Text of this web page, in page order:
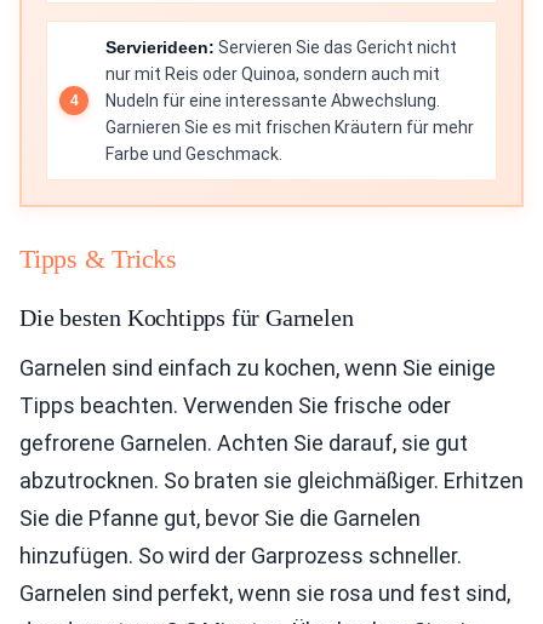
Servierideen: Servieren Sie das Gericht nicht
nur mit Reis oder Quinoa, sondern auch mit
Nudeln für eine interessante Abwechslung.
Garnieren Sie es mit frischen Kräutern für mehr
Farbe und Geschmack.
Tipps & Tricks
Die besten Kochtipps für Garnelen
Garnelen sind einfach zu kochen, wenn Sie einige
Tipps beachten. Verwenden Sie frische oder
gefrorene Garnelen. Achten Sie darauf, sie gut
abzutrocknen. So braten sie gleichmäßiger. Erhitzen
Sie die Pfanne gut, bevor Sie die Garnelen
hinzufügen. So wird der Garprozess schneller.
Garnelen sind perfekt, wenn sie rosa und fest sind,